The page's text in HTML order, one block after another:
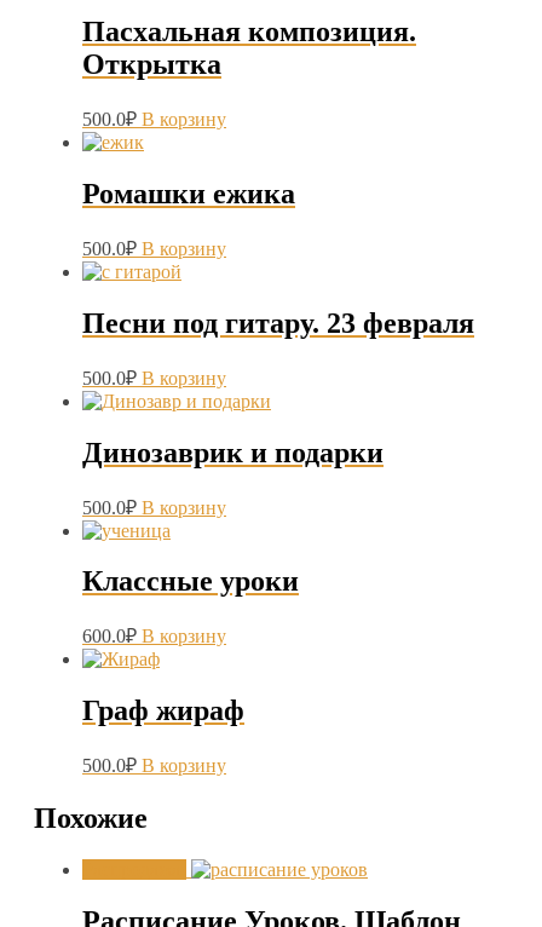
Пасхальная композиция.
Открытка
500.0₽ В корзину
Ромашки ежика
500.0₽ В корзину
Песни под гитару. 23 февраля
500.0₽ В корзину
Динозаврик и подарки
500.0₽ В корзину
Классные уроки
600.0₽ В корзину
Граф жираф
500.0₽ В корзину
Похожие